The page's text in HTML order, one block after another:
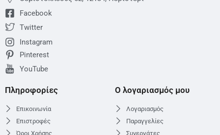
Facebook
Twitter
Instagram
Pinterest
YouTube
Πληροφορίες
Επικοινωνία
Επιστροφές
Όροι Χρήσης
Ο λογαριασμός μου
Λογαριασμός
Παραγγελίες
Συνεργάτες